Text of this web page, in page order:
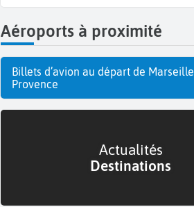
Aéroports à proximité
Billets d’avion au départ de Marseille
Provence
Actualités
Destinations